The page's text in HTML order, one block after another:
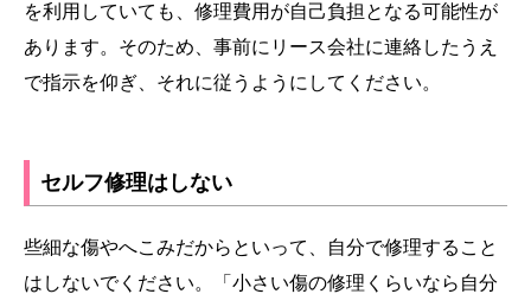
を利用していても、修理費用が自己負担となる可能性が
あります。そのため、事前にリース会社に連絡したうえ
で指示を仰ぎ、それに従うようにしてください。
セルフ修理はしない
些細な傷やへこみだからといって、自分で修理すること
はしないでください。「小さい傷の修理くらいなら自分